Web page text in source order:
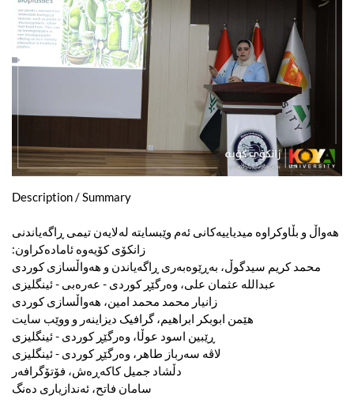
Description / Summary
هەواڵ و بڵاوکراوە میدیاییەکانی ئەم وێبسایتە لەلایەن تیمی ڕاگەیاندنی
زانکۆی کۆیەوە ئامادەکراون:
محمد کریم سیدگوڵ، بەڕێوەبەری ڕاگەیاندن و هەواڵسازی کوردی
عبدالله عثمان علی، وەرگێڕ کوردی - عەرەبی - ئینگلیزی
زانیار محمد محمد امین، هەواڵسازی کوردی
هێمن ابوبکر ابراهیم، گرافیک دیزاینەر و ووێب سایت
ڕێبین اسود عوڵا، وەرگێڕ کوردی - ئینگلیزی
لاڤە سەرباز طاهر، وەرگێڕ کوردی - ئینگلیزی
دڵشاد جمیل کاکەڕەش، فۆتۆگرافەر
سامان فاتح، ئەندازیاری دەنگ